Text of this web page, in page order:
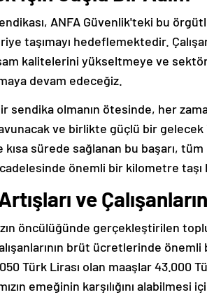
ANFA Güvenlik'teki bu
taşımayı hedeflemektedir.
kalitelerini yükseltmeye ve
devam edeceğiz.
sendika olmanın ötesinde, her
ve birlikte güçlü bir
kısa sürede sağlanan bu başarı,
önemli bir kilometre
ve
öncülüğünde gerçekleştirilen
brüt ücretlerinde önemli
Türk Lirası olan maaşlar 43.000
emeğinin karşılığını